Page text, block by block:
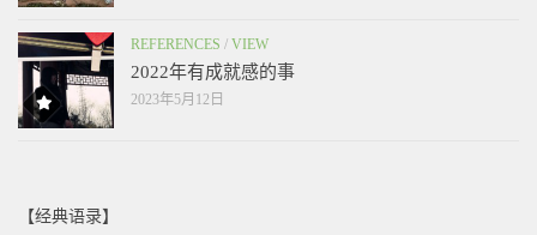
REFERENCES / VIEW
2022年有成就感的事
2023年5月12日
【经典语录】